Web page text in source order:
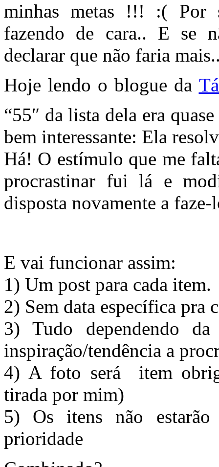
minhas metas !!!
Por
fazendo de cara.. E se
declarar que não faria
Hoje lendo o blogue da
“55″ da lista dela era
bem interessante: Ela
Há! O estímulo que me
procrastinar fui lá e
disposta novamente a
E vai funcionar assim:
1) Um post para cada item.
2) Sem data específica pra
3) Tudo dependendo
inspiração/tendência a
4) A foto será item
tirada por mim)
5) Os itens não estarão
prioridade